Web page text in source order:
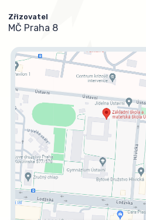
Zřizovatel
MČ Praha 8